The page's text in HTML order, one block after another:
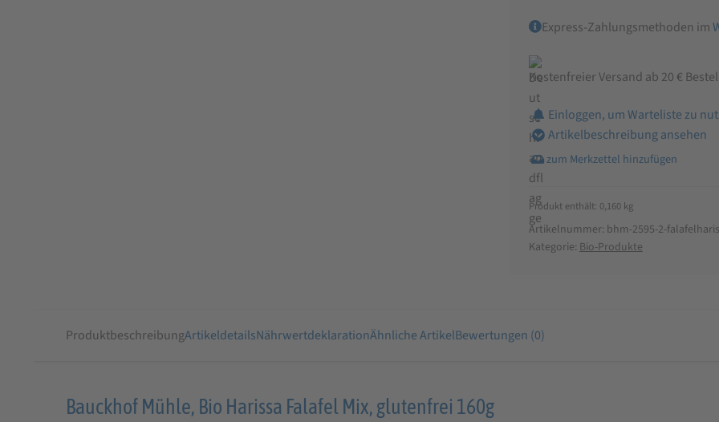
Express-Zahlungsmethoden im
Kostenfreier Versand ab 20 €
Einloggen, um Warteliste zu
Artikelbeschreibung ansehen
Produkt enthält: 0,160 kg
Artikelnummer: bhm-2595-2-
Kategorie: Bio-Produkte
ProduktbeschreibungArtikeldetailsNährwertdeklarationÄhnliche ArtikelBewertungen (0)
Produktbeschreibung
Bauckhof Mühle, Bio Harissa Falafel Mix, glutenfrei 160g